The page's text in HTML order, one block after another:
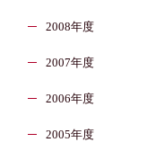
2008年度
2007年度
2006年度
2005年度